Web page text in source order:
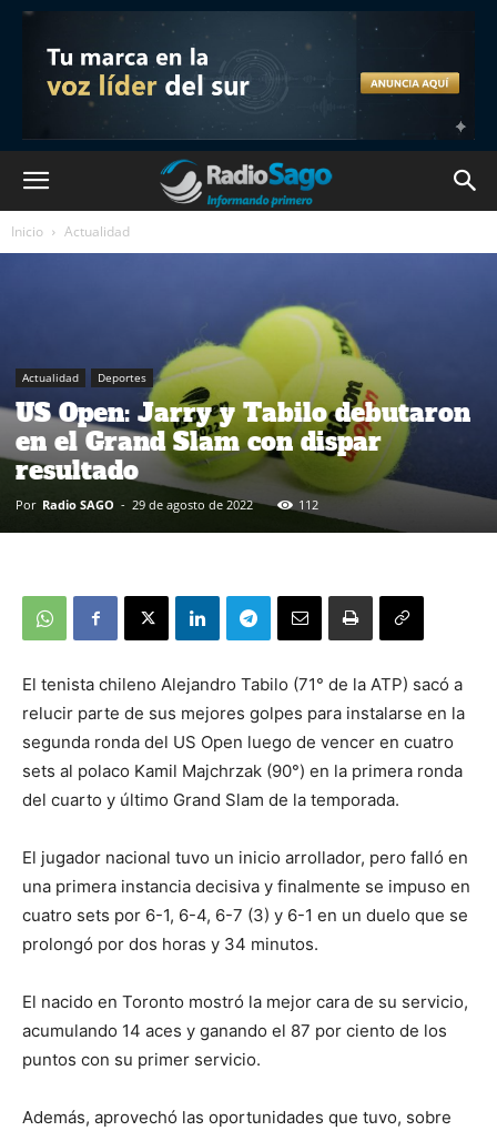
Inicio Actualidad
Actualidad Deportes
US Open: Jarry y Tabilo debutaron
en el Grand Slam con dispar
resultado
Por Radio SAGO - 29 de agosto de 2022 112
El tenista chileno Alejandro Tabilo (71° de la ATP) sacó a
relucir parte de sus mejores golpes para instalarse en la
segunda ronda del US Open luego de vencer en cuatro
sets al polaco Kamil Majchrzak (90°) en la primera ronda
del cuarto y último Grand Slam de la temporada.
El jugador nacional tuvo un inicio arrollador, pero falló en
una primera instancia decisiva y finalmente se impuso en
cuatro sets por 6-1, 6-4, 6-7 (3) y 6-1 en un duelo que se
prolongó por dos horas y 34 minutos.
El nacido en Toronto mostró la mejor cara de su servicio,
acumulando 14 aces y ganando el 87 por ciento de los
puntos con su primer servicio.
Además, aprovechó las oportunidades que tuvo, sobre